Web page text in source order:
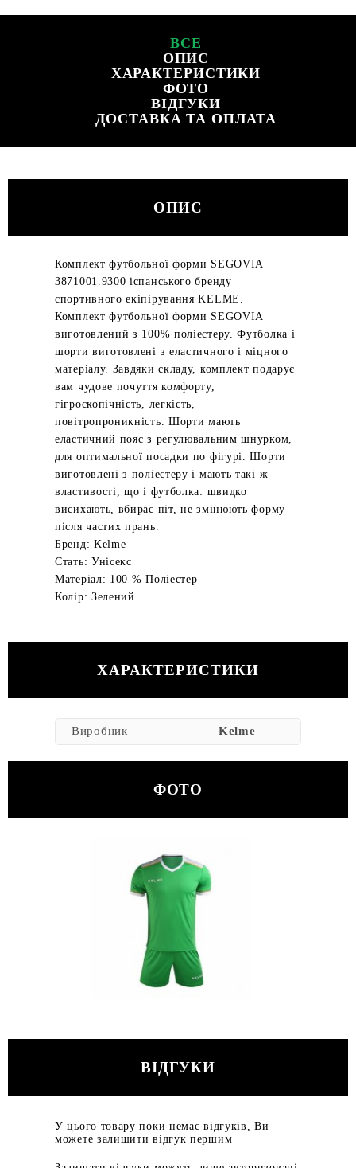
ВСЕ
ОПИС
ХАРАКТЕРИСТИКИ
ФОТО
ВІДГУКИ
ДОСТАВКА ТА ОПЛАТА
ОПИС
Комплект футбольної форми SEGOVIA
3871001.9300 іспанського бренду
спортивного екіпірування KELME.
Комплект футбольної форми SEGOVIA
виготовлений з 100% поліестеру. Футболка і
шорти виготовлені з еластичного і міцного
матеріалу. Завдяки складу, комплект подарує
вам чудове почуття комфорту,
гігроскопічність, легкість,
повітропроникність. Шорти мають
еластичний пояс з регулювальним шнурком,
для оптимальної посадки по фігурі. Шорти
виготовлені з поліестеру і мають такі ж
властивості, що і футболка: швидко
висихають, вбирає піт, не змінюють форму
після частих прань.
Бренд: Kelme
Стать: Унісекс
Матеріал: 100 % Поліестер
Колір: Зелений
ХАРАКТЕРИСТИКИ
Виробник Kelme
ФОТО
ВІДГУКИ
У цього товару поки немає відгуків, Ви
можете залишити відгук першим